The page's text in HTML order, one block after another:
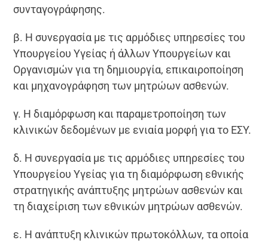
συνταγογράφησης.
β. Η συνεργασία με τις αρμόδιες υπηρεσίες του
Υπουργείου Υγείας ή άλλων Υπουργείων και
Οργανισμών για τη δημιουργία, επικαιροποίηση
και μηχανογράφηση των μητρώων ασθενών.
γ. Η διαμόρφωση και παραμετροποίηση των
κλινικών δεδομένων με ενιαία μορφή για το ΕΣΥ.
δ. Η συνεργασία με τις αρμόδιες υπηρεσίες του
Υπουργείου Υγείας για τη διαμόρφωση εθνικής
στρατηγικής ανάπτυξης μητρώων ασθενών και
τη διαχείριση των εθνικών μητρώων ασθενών.
ε. Η ανάπτυξη κλινικών πρωτοκόλλων, τα οποία